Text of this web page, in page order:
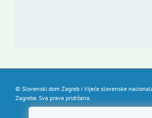
© Slovenski dom Zagreb i Vijeće slovenske
Zagreba. Sva prava pridržana.